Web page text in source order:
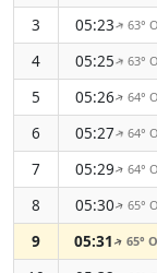
3
05:23↑ 63°
4
05:25↑ 63°
5
05:26↑ 64°
6
05:27↑ 64°
7
05:29↑ 64°
8
05:30↑ 65°
9
05:31 ↑65°